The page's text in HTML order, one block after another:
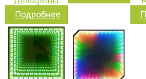
Подробнее